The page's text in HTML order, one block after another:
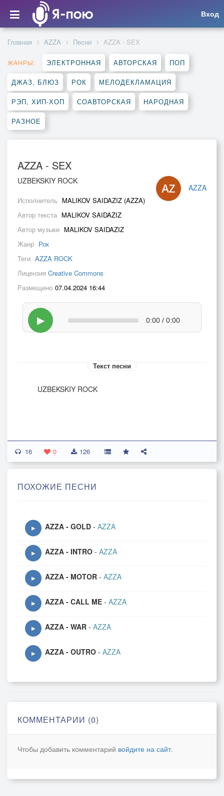
Вход
Главная AZZA Песни AZZA - SEX
ЖАНРЫ: ЭЛЕКТРОННАЯ АВТОРСКАЯ ПОП
ДЖАЗ, БЛЮЗ РОК МЕЛОДЕКЛАМАЦИЯ
РЭП, ХИП-ХОП СОАВТОРСКАЯ НАРОДНАЯ
РАЗНОЕ
AZZA - SEX
AZZA
UZBEKSKIY ROCK
Исполнитель MALIKOV SAIDAZIZ (AZZA)
Автор текста MALIKOV SAIDAZIZ
Автор музыки MALIKOV SAIDAZIZ
Жанр Рок
Теги AZZA ROCK
Лицензия Creative Commons
Размещено 07.04.2024 16:44
▶ 0:00 / 0:00
Текст песни
UZBEKSKIY ROCK
16 0 126
ПОХОЖИЕ ПЕСНИ
▶ AZZA - GOLD - AZZA
▶ AZZA - INTRO - AZZA
▶ AZZA - MOTOR - AZZA
▶ AZZA - CALL ME - AZZA
▶ AZZA - WAR - AZZA
▶ AZZA - OUTRO - AZZA
КОММЕНТАРИИ (0)
Чтобы добавить комментарий войдите на сайт.